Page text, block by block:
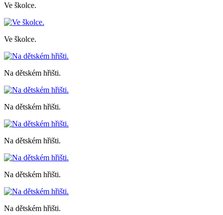
Ve školce.
Ve školce.
Na dětském hřišti.
Na dětském hřišti.
Na dětském hřišti.
Na dětském hřišti.
Na dětském hřišti.